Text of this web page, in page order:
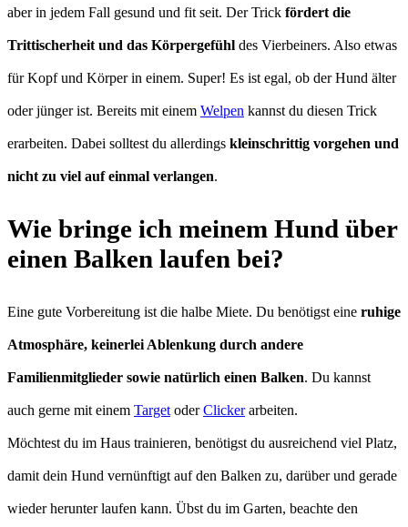
aber in jedem Fall gesund und fit seit. Der Trick fördert die
Trittischerheit und das Körpergefühl des Vierbeiners. Also etwas
für Kopf und Körper in einem. Super! Es ist egal, ob der Hund älter
oder jünger ist. Bereits mit einem Welpen kannst du diesen Trick
erarbeiten. Dabei solltest du allerdings kleinschrittig vorgehen und
nicht zu viel auf einmal verlangen.
Wie bringe ich meinem Hund über
einen Balken laufen bei?
Eine gute Vorbereitung ist die halbe Miete. Du benötigst eine ruhige
Atmosphäre, keinerlei Ablenkung durch andere
Familienmitglieder sowie natürlich einen Balken. Du kannst
auch gerne mit einem Target oderClickerarbeiten.
Möchtest du im Haus trainieren, benötigst du ausreichend viel Platz,
damit dein Hund vernünftigt auf den Balken zu, darüber und gerade
wieder herunter laufen kann. Übst du im Garten, beachte den